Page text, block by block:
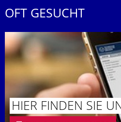
OFT GESUCHT
HIER FINDEN SIE